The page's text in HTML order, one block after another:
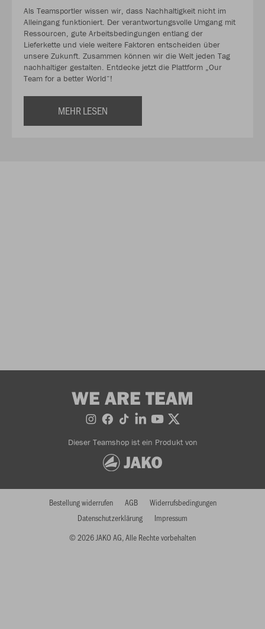
Als Teamsportler wissen wir, dass Nachhaltigkeit nicht im
Alleingang funktioniert. Der verantwortungsvolle Umgang mit
Ressourcen, gute Arbeitsbedingungen entlang der
Lieferkette und viele weitere Faktoren entscheiden über
unsere Zukunft. Zusammen können wir die Welt jeden Tag
nachhaltiger gestalten. Entdecke jetzt die Plattform „Our
Team for a better World“!
MEHR LESEN
WE ARE TEAM
Dieser Teamshop ist ein Produkt von
© 2026 JAKO AG, Alle Rechte vorbehalten
Bestellung widerrufen AGB
Widerrufsbedingungen
Datenschutzerklärung
Impressum